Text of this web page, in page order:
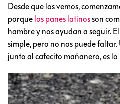
Desde que los vemos,
porque los panes latinosson
hambre y nos ayudan a seguir.
simple, pero no nos puede
junto al cafecito mañanero, es